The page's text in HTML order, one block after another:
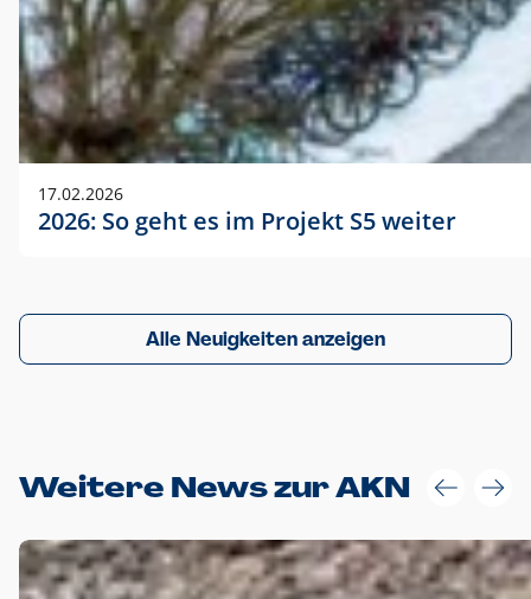
17.02.2026
2026: So geht es im Projekt S5 weiter
Alle Neuigkeiten anzeigen
Weitere News zur AKN